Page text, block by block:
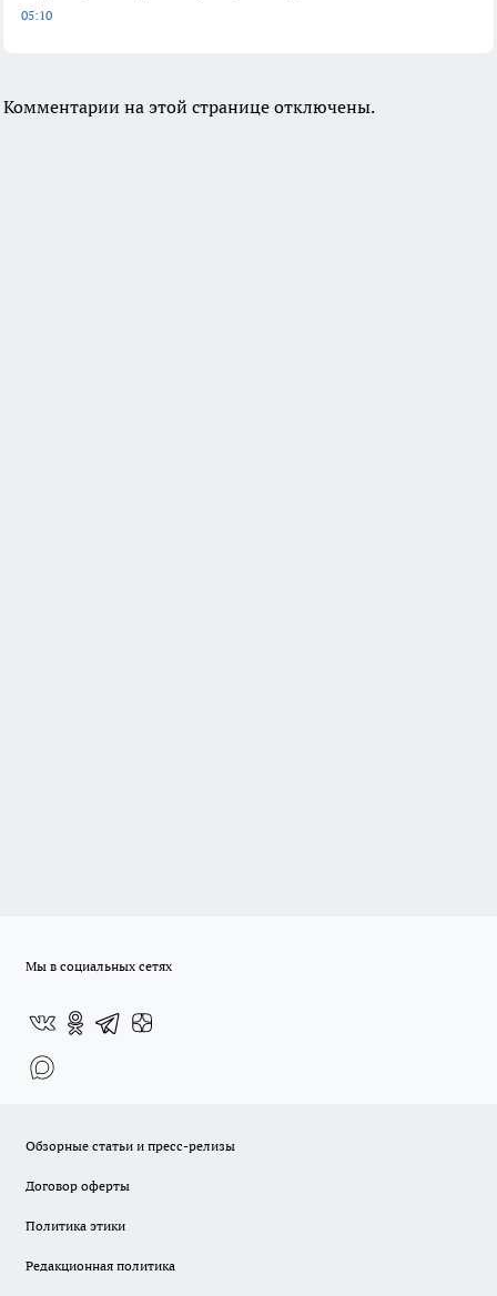
05:10
Комментарии на этой странице отключены.
Мы в социальных сетях
Обзорные статьи и пресс-релизы
Договор оферты
Политика этики
Редакционная политика